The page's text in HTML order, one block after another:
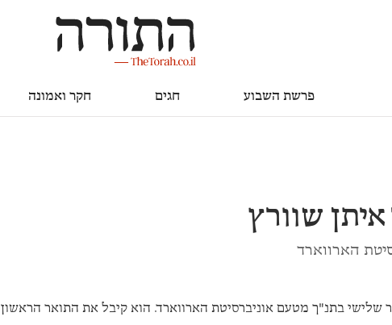
פרשת השבוע חגים חקר ואמונה
חקר ואמונה כללי
איתן שוורץ
הארווארד
שלישי בתנ"ך מטעם אוניברסיטת הארווארד. הוא קיבל את התואר הראשון